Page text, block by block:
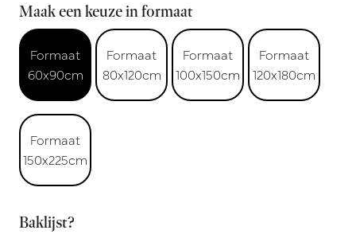
Maak een keuze in formaat
Formaat
60x90cm
Formaat
80x120cm
Formaat
100x150cm
Formaat
120x180cm
Formaat
150x225cm
Baklijst?